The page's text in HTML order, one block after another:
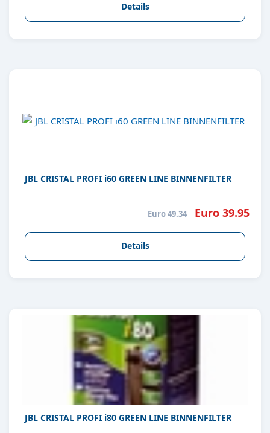
Details
JBL CRISTAL PROFI i60 GREEN LINE BINNENFILTER
Euro 49.34 Euro 39.95
Details
JBL CRISTAL PROFI i80 GREEN LINE BINNENFILTER